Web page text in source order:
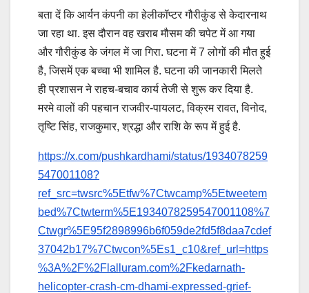
बता दें कि आर्यन कंपनी का हेलीकॉप्टर गौरीकुंड से केदारनाथ
जा रहा था. इस दौरान वह खराब मौसम की चपेट में आ गया
और गौरीकुंड के जंगल में जा गिरा. घटना में 7 लोगों की मौत हुई
है, जिसमें एक बच्चा भी शामिल है. घटना की जानकारी मिलते
ही प्रशासन ने राहच-बचाव कार्य तेजी से शुरू कर दिया है.
मरमे वालों की पहचान राजवीर-पायलट, विक्रम रावत, विनोद,
तृष्टि सिंह, राजकुमार, श्रद्धा और राशि के रूप में हुई है.
https://x.com/pushkardhami/status/1934078259
547001108?
ref_src=twsrc%5Etfw%7Ctwcamp%5Etweetem
bed%7Ctwterm%5E1934078259547001108%7
Ctwgr%5E95f2898996b6f059de2fd5f8daa7cdef
37042b17%7Ctwcon%5Es1_c10&ref_url=https
%3A%2F%2Flalluram.com%2Fkedarnath-
helicopter-crash-cm-dhami-expressed-grief-